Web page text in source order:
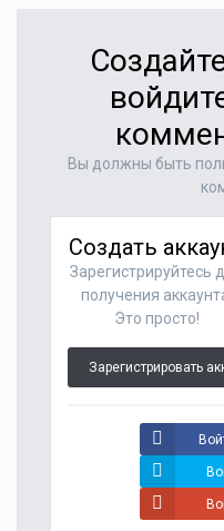
Вы должны быть
Создать
Зарегистрируйтесь
получения
Это просто!
Зарегистрировать